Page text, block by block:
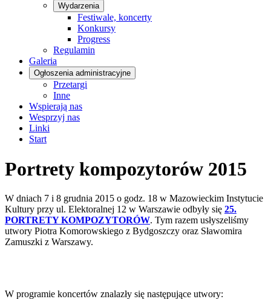
Wydarzenia
Festiwale, koncerty
Konkursy
Progress
Regulamin
Galeria
Ogłoszenia administracyjne
Przetargi
Inne
Wspierają nas
Wesprzyj nas
Linki
Start
Portrety kompozytorów 2015
W dniach 7 i 8 grudnia 2015 o godz. 18 w Mazowieckim Instytucie
Kultury przy ul. Elektoralnej 12 w Warszawie odbyły się 25.
PORTRETY KOMPOZYTORÓW. Tym razem usłyszeliśmy
utwory Piotra Komorowskiego z Bydgoszczy oraz Sławomira
Zamuszki z Warszawy.
W programie koncertów znalazły się następujące utwory: